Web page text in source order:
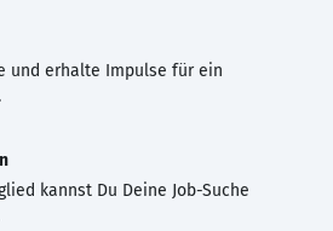
und erhalte Impulse für ein
kannst Du Deine Job-Suche